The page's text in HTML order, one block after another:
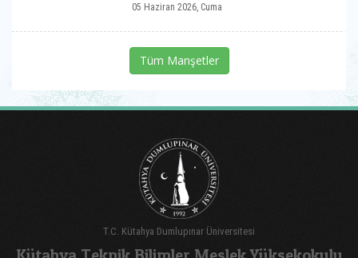
05 Haziran 2026, Cuma
Tüm Manşetler
T.C. Kütahya Dumlupınar Üniversitesi